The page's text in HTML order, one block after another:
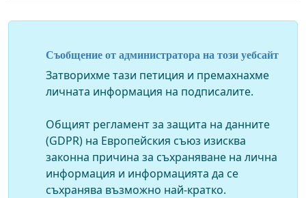
Съобщение от администратора на този уебсайт
Затворихме тази петиция и премахнахме
личната информация на подписалите.
Общият регламент за защита на данните
(GDPR) на Европейския съюз изисква
законна причина за съхраняване на лична
информация и информацията да се
съхранява възможно най-кратко.